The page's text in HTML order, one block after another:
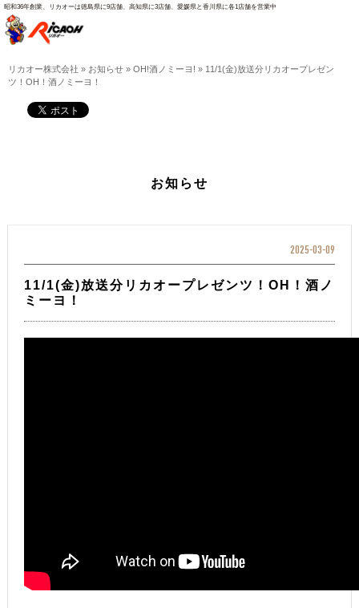
昭和36年創業、リカオーは徳島県に9店舗、高知県に3店舗、愛媛県と香川県に各1店舗を営業中
リカオー株式会社 » お知らせ » OH!酒ノミーヨ! » 11/1(金)放送分リカオープレゼン
ツ！OH！酒ノミーヨ！
お知らせ
2025-03-09
11/1(金)放送分リカオープレゼンツ！OH！酒ノ
ミーヨ！